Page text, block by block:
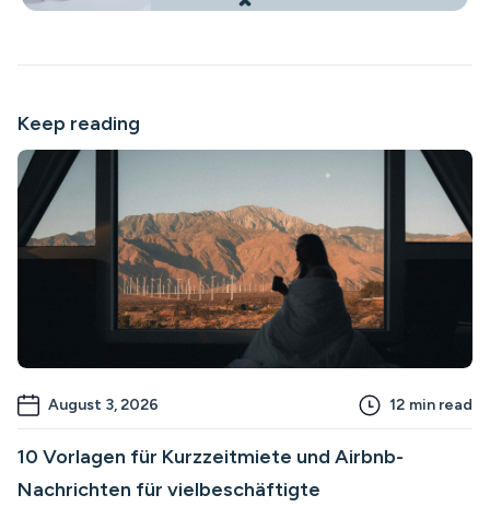
Keep reading
August 3, 2026 12 min read
10 Vorlagen für Kurzzeitmiete und Airbnb-
Nachrichten für vielbeschäftigte